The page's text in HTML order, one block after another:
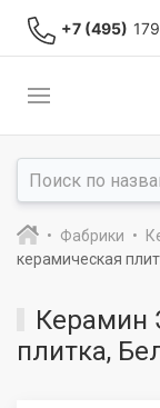
+7 (495)
Фабрики
керамическая
Керамин
плитка,